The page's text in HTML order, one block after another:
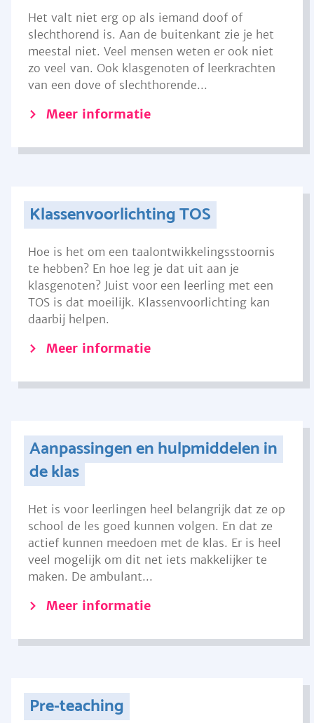
Het valt niet erg op als iemand doof of
slechthorend is. Aan de buitenkant zie je het
meestal niet. Veel mensen weten er ook niet
zo veel van. Ook klasgenoten of leerkrachten
van een dove of slechthorende...
Meer informatie
Klassenvoorlichting TOS
Hoe is het om een taalontwikkelingsstoornis
te hebben? En hoe leg je dat uit aan je
klasgenoten? Juist voor een leerling met een
TOS is dat moeilijk. Klassenvoorlichting kan
daarbij helpen.
Meer informatie
Aanpassingen en hulpmiddelen in
de klas
Het is voor leerlingen heel belangrijk dat ze op
school de les goed kunnen volgen. En dat ze
actief kunnen meedoen met de klas. Er is heel
veel mogelijk om dit net iets makkelijker te
maken. De ambulant...
Meer informatie
Pre-teaching